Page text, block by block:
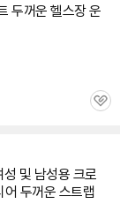
두꺼운 헬스장 운
관
및 남성용 크로
어 두꺼운 스트랩